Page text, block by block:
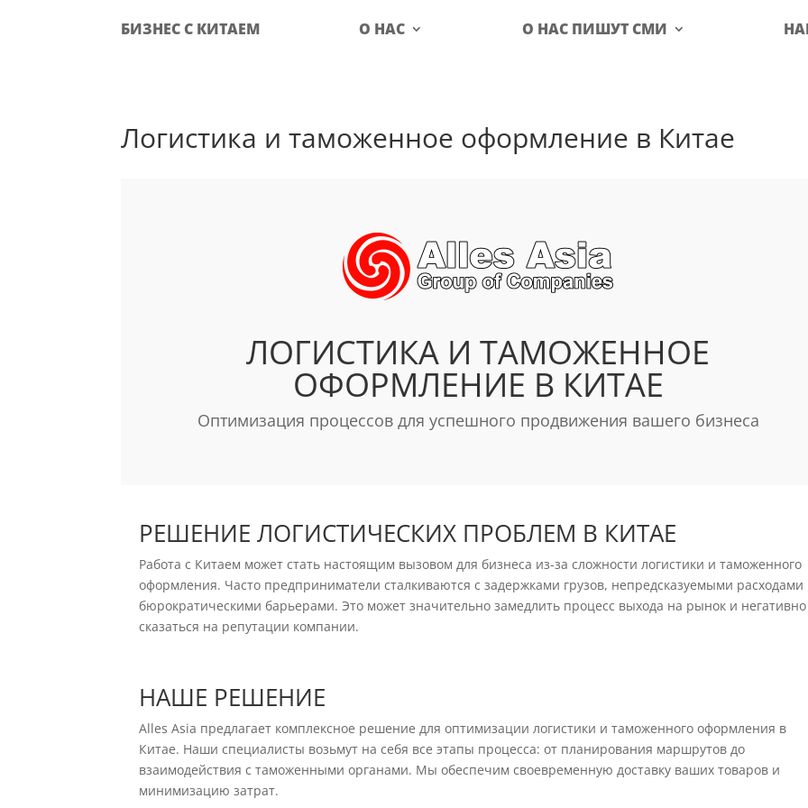
БИЗНЕС С КИТАЕМ О НАС О НАС ПИШУТ СМИ
Логистика и таможенное оформление в Китае
ЛОГИСТИКА И ТАМОЖЕННОЕ
ОФОРМЛЕНИЕ В КИТАЕ
Оптимизация процессов для успешного продвижения вашего бизнеса
РЕШЕНИЕ ЛОГИСТИЧЕСКИХ ПРОБЛЕМ В КИТАЕ
Работа с Китаем может стать настоящим вызовом для бизнеса из-за сложности логистики и таможенного
оформления. Часто предприниматели сталкиваются с задержками грузов, непредсказуемыми расходами
бюрократическими барьерами. Это может значительно замедлить процесс выхода на рынок и негативно
сказаться на репутации компании.
НАШЕ РЕШЕНИЕ
Alles Asia предлагает комплексное решение для оптимизации логистики и таможенного оформления в
Китае. Наши специалисты возьмут на себя все этапы процесса: от планирования маршрутов до
взаимодействия с таможенными органами. Мы обеспечим своевременную доставку ваших товаров и
минимизацию затрат.